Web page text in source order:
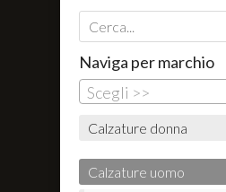
Naviga per marchio
Scegli >>
Calzature donna
Calzature uomo